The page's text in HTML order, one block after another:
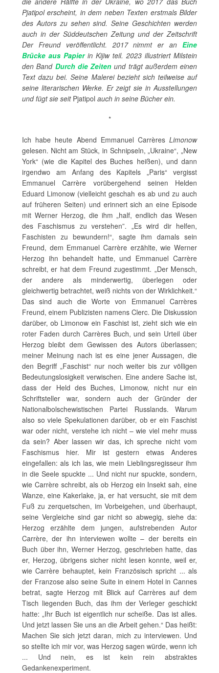
Pjatipol erscheint, in dem neben Texten erstmals Bilder
des Autors zu sehen sind. Seine Geschichten werden
auch in der Süddeutschen Zeitung und der Zeitschrift
Der Freund veröffentlicht. 2017 nimmt er an Eine
Brücke aus Papierin Kijiw teil. 2023 illustriert Milstein
den Band Durch die Zeiten und trägt außerdem einen
Text dazu bei. Seine Malerei bezieht sich teilweise auf
seine literarischen Werke. Er zeigt sie in Ausstellungen
und fügt sie seit Pjatipol auch in seine Bücher ein.
*
Ich habe heute Abend Emmanuel Carrères Limonow
gelesen. Nicht am Stück, in Schnipseln, „Ukraine“, „New
York“ (wie die Kapitel des Buches heißen), und dann
irgendwo am Anfang des Kapitels „Paris“ vergisst
Emmanuel Carrère vorübergehend seinen Helden
Eduard Limonow (vielleicht geschah es ab und zu auch
auf früheren Seiten) und erinnert sich an eine Episode
mit Werner Herzog, die ihm „half, endlich das Wesen
des Faschismus zu verstehen”. „Es wird dir helfen,
Faschisten zu bewundern!“, sagte ihm damals sein
Freund, dem Emmanuel Carrère erzählte, wie Werner
Herzog ihn behandelt hatte, und Emmanuel Carrère
schreibt, er hat dem Freund zugestimmt. „Der Mensch,
der andere als minderwertig, überlegen oder
gleichwertig betrachtet, weiß nichts von der Wirklichkeit.“
Das sind auch die Worte von Emmanuel Carrères
Freund, einem Publizisten namens Clerc. Die Diskussion
darüber, ob Limonow ein Faschist ist, zieht sich wie ein
roter Faden durch Carrères Buch, und sein Urteil über
Herzog bleibt dem Gewissen des Autors überlassen;
meiner Meinung nach ist es eine jener Aussagen, die
den Begriff „Faschist“ nur noch weiter bis zur völligen
Bedeutungslosigkeit verwischen. Eine andere Sache ist,
dass der Held des Buches, Limonow, nicht nur ein
Schriftsteller war, sondern auch der Gründer der
Nationalbolschewistischen Partei Russlands. Warum
also so viele Spekulationen darüber, ob er ein Faschist
war oder nicht, verstehe ich nicht – wie viel mehr muss
da sein? Aber lassen wir das, ich spreche nicht vom
Faschismus hier. Mir ist gestern etwas Anderes
eingefallen: als ich las, wie mein Lieblingsregisseur ihm
in die Seele spuckte ... Und nicht nur spuckte, sondern,
wie Carrère schreibt, als ob Herzog ein Insekt sah, eine
Wanze, eine Kakerlake, ja, er hat versucht, sie mit dem
Fuß zu zerquetschen, im Vorbeigehen, und überhaupt,
seine Vergleiche sind gar nicht so abwegig, siehe da:
Herzog erzählte dem jungen, aufstrebenden Autor
Carrère, der ihn interviewen wollte – der bereits ein
Buch über ihn, Werner Herzog, geschrieben hatte, das
er, Herzog, übrigens sicher nicht lesen konnte, weil er,
wie Carrère behauptet, kein Französisch spricht ... als
der Franzose also seine Suite in einem Hotel in Cannes
betrat, sagte Herzog mit Blick auf Carrères auf dem
Tisch liegenden Buch, das ihm der Verleger geschickt
hatte: „Ihr Buch ist eigentlich nur scheiße. Das ist alles.
Und jetzt lassen Sie uns an die Arbeit gehen.“ Das heißt:
Machen Sie sich jetzt daran, mich zu interviewen. Und
so stellte ich mir vor, was Herzog sagen würde, wenn ich
... Und nein, es ist kein rein abstraktes
Gedankenexperiment.